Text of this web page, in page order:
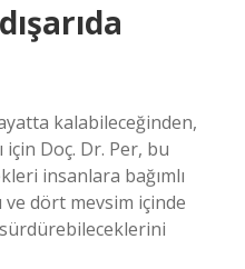
kalabileceğinden,
Doç. Dr. Per, bu
insanlara bağımlı
ve dört mevsim içinde
sürdürebileceklerini